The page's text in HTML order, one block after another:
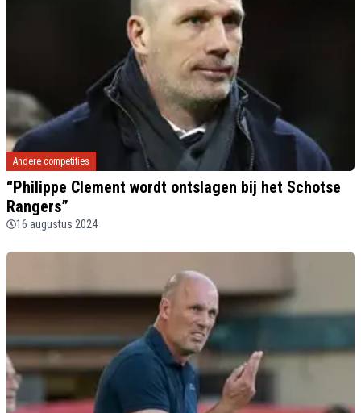
Andere competities
“Philippe Clement wordt ontslagen bij het Schotse
Rangers”
16 augustus 2024